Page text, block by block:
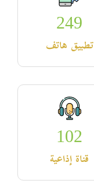
249
تطبيق هاتف
102
قناة إذاعية